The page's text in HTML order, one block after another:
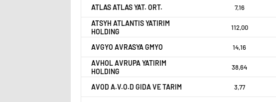
ATLAS ATLAS YAT. ORT. 7,16
ATSYH ATLANTIS YATIRIM
HOLDING
112,00
AVGYO AVRASYA GMYO 14,16
AVHOL AVRUPA YATIRIM
HOLDING
38,64
AVOD A.V.O.D GIDA VE TARIM 3,77